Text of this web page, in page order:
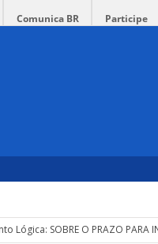
Comunica BR Participe
SOBRE O PRAZO PARA